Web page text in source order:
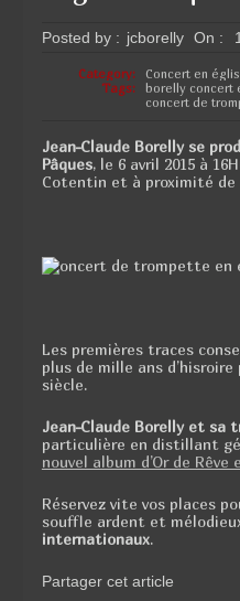
b
o
o
er
Posted by : jcborelly On :
Category: Concert en
Tags:
borelly concert
concert de
Jean-Claude Borelly se
Pâques, le 6 avril 2015 à
Cotentin et à proximité de
Les premières traces
plus de mille ans
siècle.
Jean-Claude Borelly et sa
particulière en distillant
nouvel album d’Or de
Réservez vite vos places
souffle ardent et
internationaux.
Partager cet article